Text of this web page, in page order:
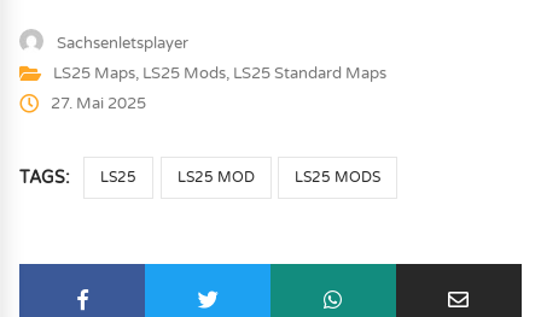
Sachsenletsplayer
LS25 Maps, LS25 Mods, LS25 Standard Maps
27. Mai 2025
TAGS: LS25 LS25 MOD LS25 MODS